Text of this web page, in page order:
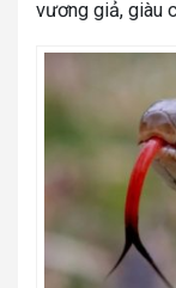
vương giả, giàu